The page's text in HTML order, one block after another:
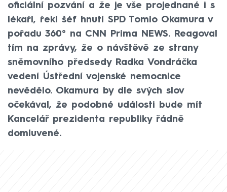
oficiální pozvání a že je vše projednané i s
lékaři, řekl šéf hnutí SPD Tomio Okamura v
pořadu 360° na CNN Prima NEWS. Reagoval
tím na zprávy, že o návštěvě ze strany
sněmovního předsedy Radka Vondráčka
vedení Ústřední vojenské nemocnice
nevědělo. Okamura by dle svých slov
očekával, že podobné události bude mít
Kancelář prezidenta republiky řádně
domluvené.